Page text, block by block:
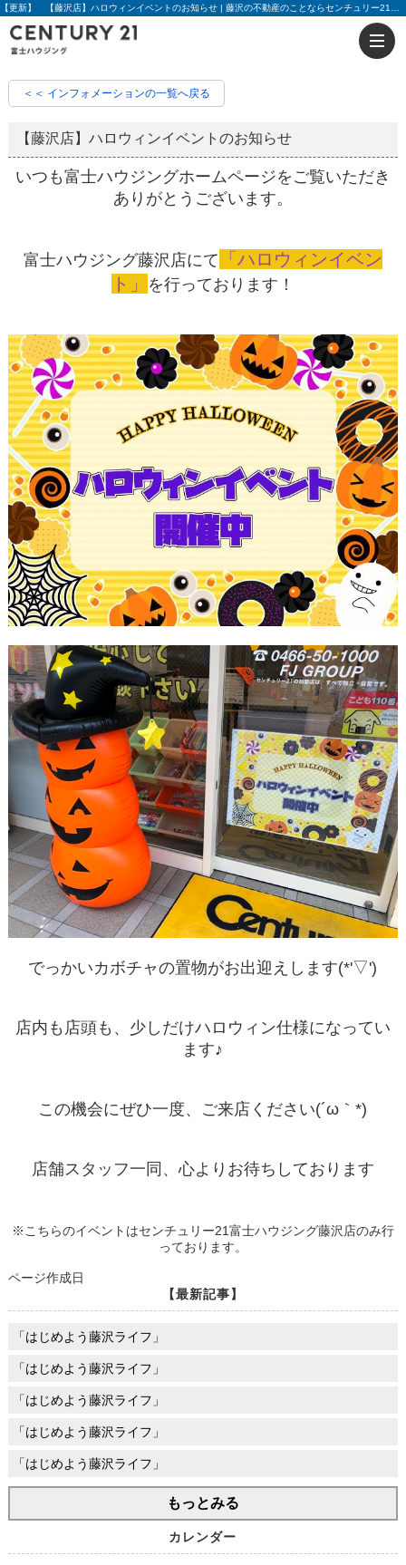
＜＜ インフォメーションの一覧へ戻る
【藤沢店】ハロウィンイベントのお知らせ
いつも富士ハウジングホームページをご覧いただき
ありがとうございます。
富士ハウジング藤沢店にて
「ハロウィンイベン
ト」
を行っております！
でっかいカボチャの置物がお出迎えします(*'▽')
店内も店頭も、少しだけハロウィン仕様になってい
ます♪
この機会にぜひ一度、ご来店ください(´ω｀*)
店舗スタッフ一同、心よりお待ちしております
※こちらのイベントはセンチュリー21富士ハウジング藤沢店のみ行
っております。
ページ作成日
【最新記事】
「はじめよう藤沢ライフ」
「はじめよう藤沢ライフ」
「はじめよう藤沢ライフ」
「はじめよう藤沢ライフ」
「はじめよう藤沢ライフ」
もっとみる
カレンダー